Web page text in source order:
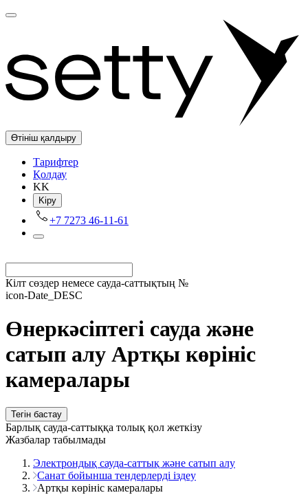
Өтініш қалдыру
Tарифтер
Қолдау
KK
Kіру
+7 7273 46-11-61
Кілт сөздер немесе сауда-саттықтың №
icon-Date_DESC
Өнеркәсіптегі сауда және
сатып алу Артқы көрініс
камералары
Тегін бастау
Барлық сауда-саттыққа толық қол жеткізу
Жазбалар табылмады
Электрондық сауда-саттық және сатып алу
Санат бойынша тендерлерді іздеу
Артқы көрініс камералары